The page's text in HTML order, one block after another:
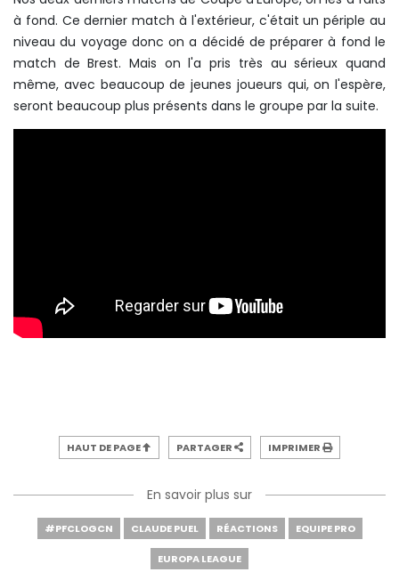
à fond. Ce dernier match à l'extérieur, c'était un périple au
niveau du voyage donc on a décidé de préparer à fond le
match de Brest. Mais on l'a pris très au sérieux quand
même, avec beaucoup de jeunes joueurs qui, on l'espère,
seront beaucoup plus présents dans le groupe par la suite.
HAUT DE PAGE PARTAGER IMPRIMER
En savoir plus sur
#PFCLOGCN CLAUDE PUEL RÉACTIONS EQUIPE PRO
EUROPA LEAGUE